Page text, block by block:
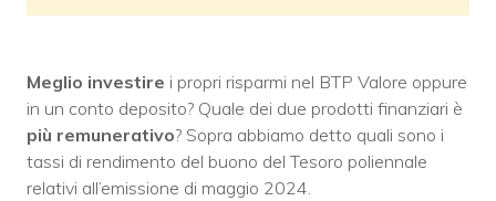
Meglio investire i propri risparmi nel BTP Valore oppure
in un conto deposito? Quale dei due prodotti finanziari è
più remunerativo? Sopra abbiamo detto quali sono i
tassi di rendimento del buono del Tesoro poliennale
relativi all’emissione di maggio 2024.